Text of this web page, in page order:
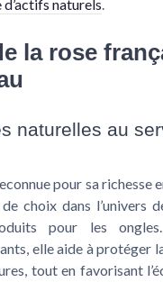
naturels.
la rose
naturelles au
pour sa richesse
choix dans l’univers
pour les
elle aide à protéger
tout en favorisant